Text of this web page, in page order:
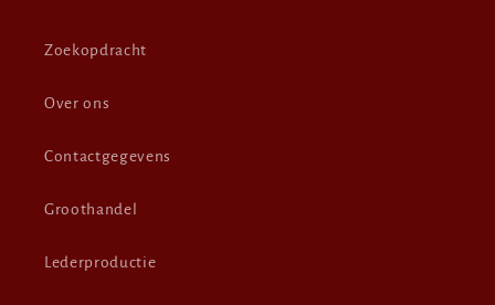
Zoekopdracht
Over ons
Contactgegevens
Groothandel
Lederproductie